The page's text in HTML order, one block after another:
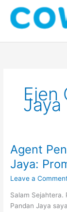
content
Ejen
Jaya
Agent
Jaya:
Leave a
Salam Sejahtera.
Pandan Jaya
Agent
Penapis
Air
Coway